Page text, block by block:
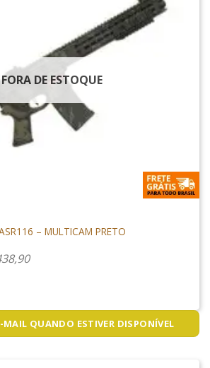
FORA DE ESTOQUE
– MULTICAM PRETO
MAIL QUANDO ESTIVER DISPONÍVEL